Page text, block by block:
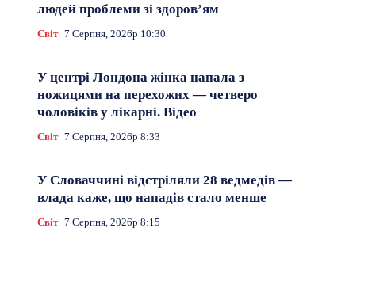
людей проблеми зі здоров’ям
Світ 7 Серпня, 2026р 10:30
У центрі Лондона жінка напала з
ножицями на перехожих — четверо
чоловіків у лікарні. Відео
Світ 7 Серпня, 2026р 8:33
У Словаччині відстріляли 28 ведмедів —
влада каже, що нападів стало менше
Світ 7 Серпня, 2026р 8:15